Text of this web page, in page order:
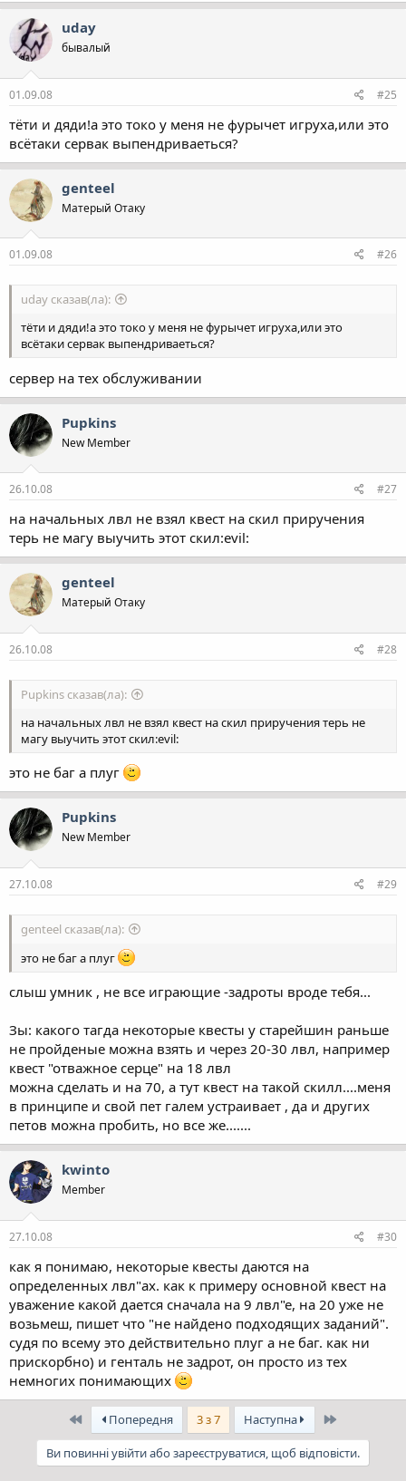
uday
бывалый
01.09.08 #25
тёти и дяди!а это токо у меня не фурычет игруха,или это
всётаки сервак выпендриваеться?
genteel
Матерый Отаку
01.09.08 #26
uday сказав(ла):
тёти и дяди!а это токо у меня не фурычет игруха,или это
всётаки сервак выпендриваеться?
сервер на тех обслуживании
Pupkins
New Member
26.10.08 #27
на начальных лвл не взял квест на скил приручения
терь не магу выучить этот скил:evil:
genteel
Матерый Отаку
26.10.08 #28
Pupkins сказав(ла):
на начальных лвл не взял квест на скил приручения терь не
магу выучить этот скил:evil:
это не баг а плуг
Pupkins
New Member
27.10.08 #29
genteel сказав(ла):
это не баг а плуг
слыш умник , не все играющие -задроты вроде тебя...
Зы: какого тагда некоторые квесты у старейшин раньше
не пройденые можна взять и через 20-30 лвл, например
квест "отважное серце" на 18 лвл
можна сделать и на 70, а тут квест на такой скилл....меня
в принципе и свой пет галем устраивает , да и других
петов можна пробить, но все же.......
kwinto
Member
27.10.08 #30
как я понимаю, некоторые квесты даются на
определенных лвл"ах. как к примеру основной квест на
уважение какой дается сначала на 9 лвл"е, на 20 уже не
возьмеш, пишет что "не найдено подходящих заданий".
судя по всему это действительно плуг а не баг. как ни
прискорбно) и генталь не задрот, он просто из тех
немногих понимающих
ПершийПопередня 3 з 7 Наступна Останній
Ви повинні увійти або зареєструватися, щоб відповісти.